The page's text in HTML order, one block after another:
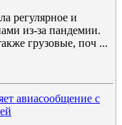
регулярное и
из-за пандемии.
грузовые, поч ...
авиасообщение с